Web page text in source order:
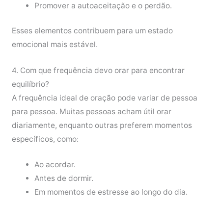
Promover a autoaceitação e o perdão.
Esses elementos contribuem para um estado
emocional mais estável.
4. Com que frequência devo orar para encontrar
equilíbrio?
A frequência ideal de oração pode variar de pessoa
para pessoa. Muitas pessoas acham útil orar
diariamente, enquanto outras preferem momentos
específicos, como:
Ao acordar.
Antes de dormir.
Em momentos de estresse ao longo do dia.